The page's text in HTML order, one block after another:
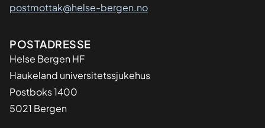
postmottak@helse-bergen.no
Adresse
POSTADRESSE
Helse Bergen HF
Haukeland universitetssjukehus
Postboks 1400
5021 Bergen